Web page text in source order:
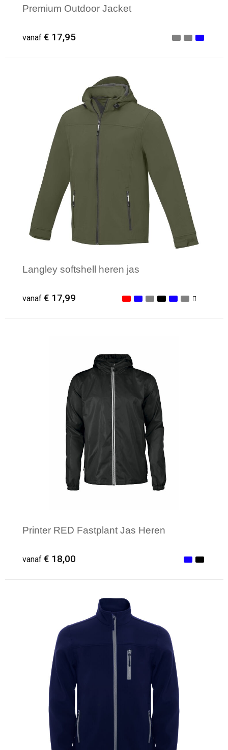
Premium Outdoor Jacket
vanaf € 17,95
Minimale afname: 1
Langley softshell heren jas
vanaf € 17,99
Minimale afname: 1
Printer RED Fastplant Jas Heren
vanaf € 18,00
Minimale afname: 1